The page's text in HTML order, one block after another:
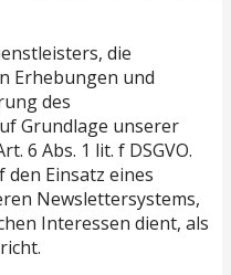
die
Erhebungen und
des
Grundlage unserer
6 Abs. 1 lit. f DSGVO.
Einsatz eines
Newslettersystems,
Interessen dient, als